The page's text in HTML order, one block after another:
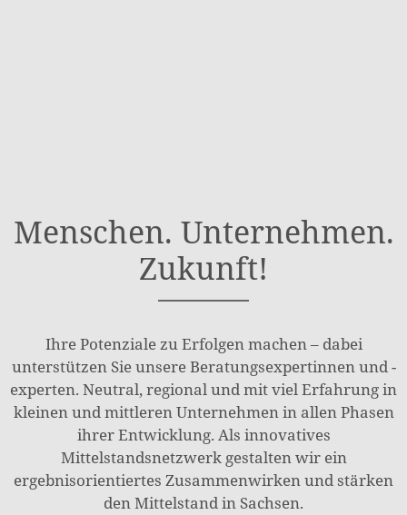
Menschen. Unternehmen.
Zukunft!
Ihre Potenziale zu Erfolgen machen – dabei
unterstützen Sie unsere Beratungsexpertinnen und -
experten. Neutral, regional und mit viel Erfahrung in
kleinen und mittleren Unternehmen in allen Phasen
ihrer Entwicklung. Als innovatives
Mittelstandsnetzwerk gestalten wir ein
ergebnisorientiertes Zusammenwirken und stärken
den Mittelstand in Sachsen.